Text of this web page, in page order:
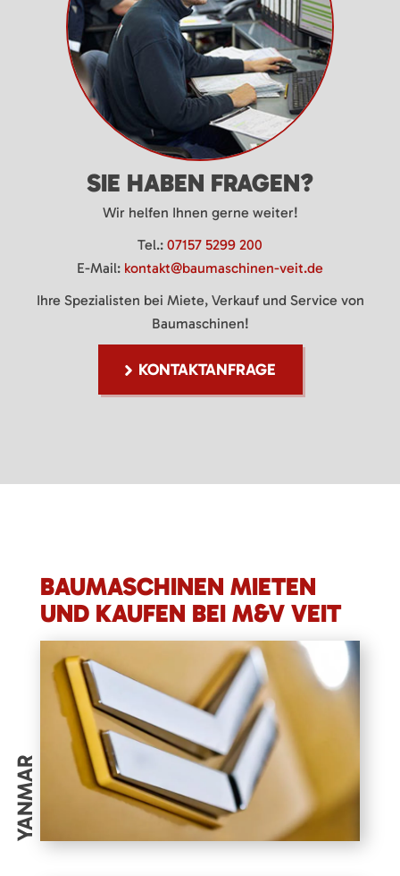
SIE HABEN FRAGEN?
Wir helfen Ihnen gerne weiter!
Tel.: 07157 5299 200
E-Mail: kontakt@baumaschinen-veit.de
Ihre Spezialisten bei Miete, Verkauf und Service von
Baumaschinen!
KONTAKTANFRAGE
BAUMASCHINEN MIETEN
UND KAUFEN BEI M&V VEIT
YANMAR